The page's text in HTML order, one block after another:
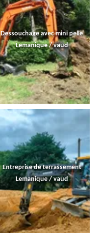
Dessouchage avec mini pelle
Lemanique / vaud
Entreprise de terrassement
Lemanique / vaud